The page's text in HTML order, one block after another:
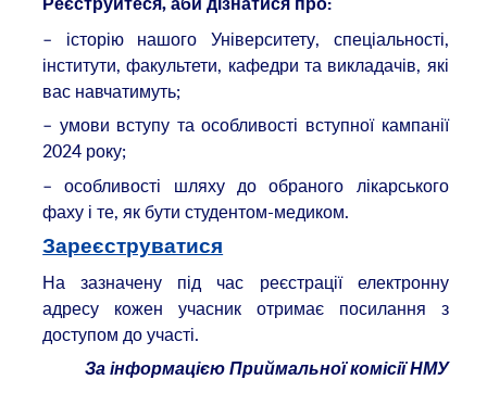
Реєструйтеся, аби дізнатися про:
– історію нашого Університету, спеціальності,
інститути, факультети, кафедри та викладачів, які
вас навчатимуть;
– умови вступу та особливості вступної кампанії
2024 року;
– особливості шляху до обраного лікарського
фаху і те, як бути студентом-медиком.
Зареєструватися
На зазначену під час реєстрації електронну
адресу кожен учасник отримає посилання з
доступом до участі.
За інформацією Приймальної комісії НМУ